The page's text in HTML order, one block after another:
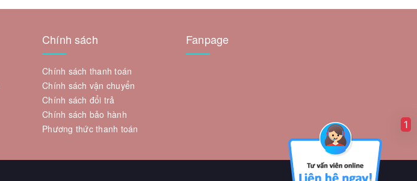
Chính sách
Chính sách thanh toán
Chính sách vận chuyển
Chính sách đổi trả
Chính sách bảo hành
Phương thức thanh toán
Fanpage
1